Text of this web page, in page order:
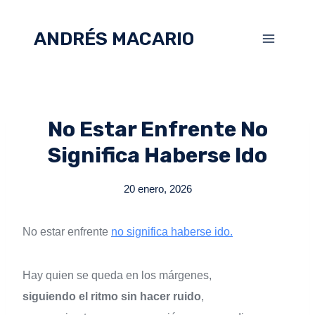
ANDRÉS MACARIO
No Estar Enfrente No
Significa Haberse Ido
20 enero, 2026
No estar enfrente no significa haberse ido.
Hay quien se queda en los márgenes,
siguiendo el ritmo sin hacer ruido,